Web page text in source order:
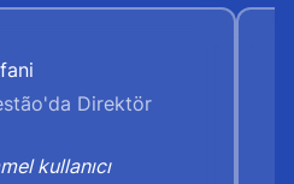
Direktör
kullanıcı